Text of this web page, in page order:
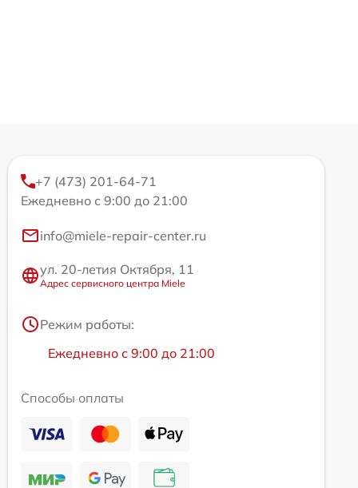
+7 (473) 201-64-71
Ежедневно с 9:00 до 21:00
info@miele-repair-center.ru
ул. 20-летия Октября, 11
Адрес сервисного центра Miele
Режим работы:
Ежедневно с 9:00 до 21:00
Способы оплаты